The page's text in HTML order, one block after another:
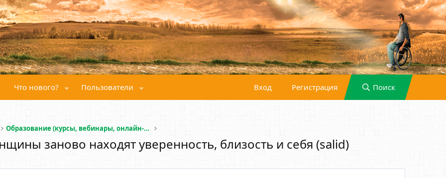
Что нового? Пользователи Вход Регистрация Поиск
Образование (курсы, вебинары, онлайн-школы)
заново находят уверенность, близость и себя (salid)